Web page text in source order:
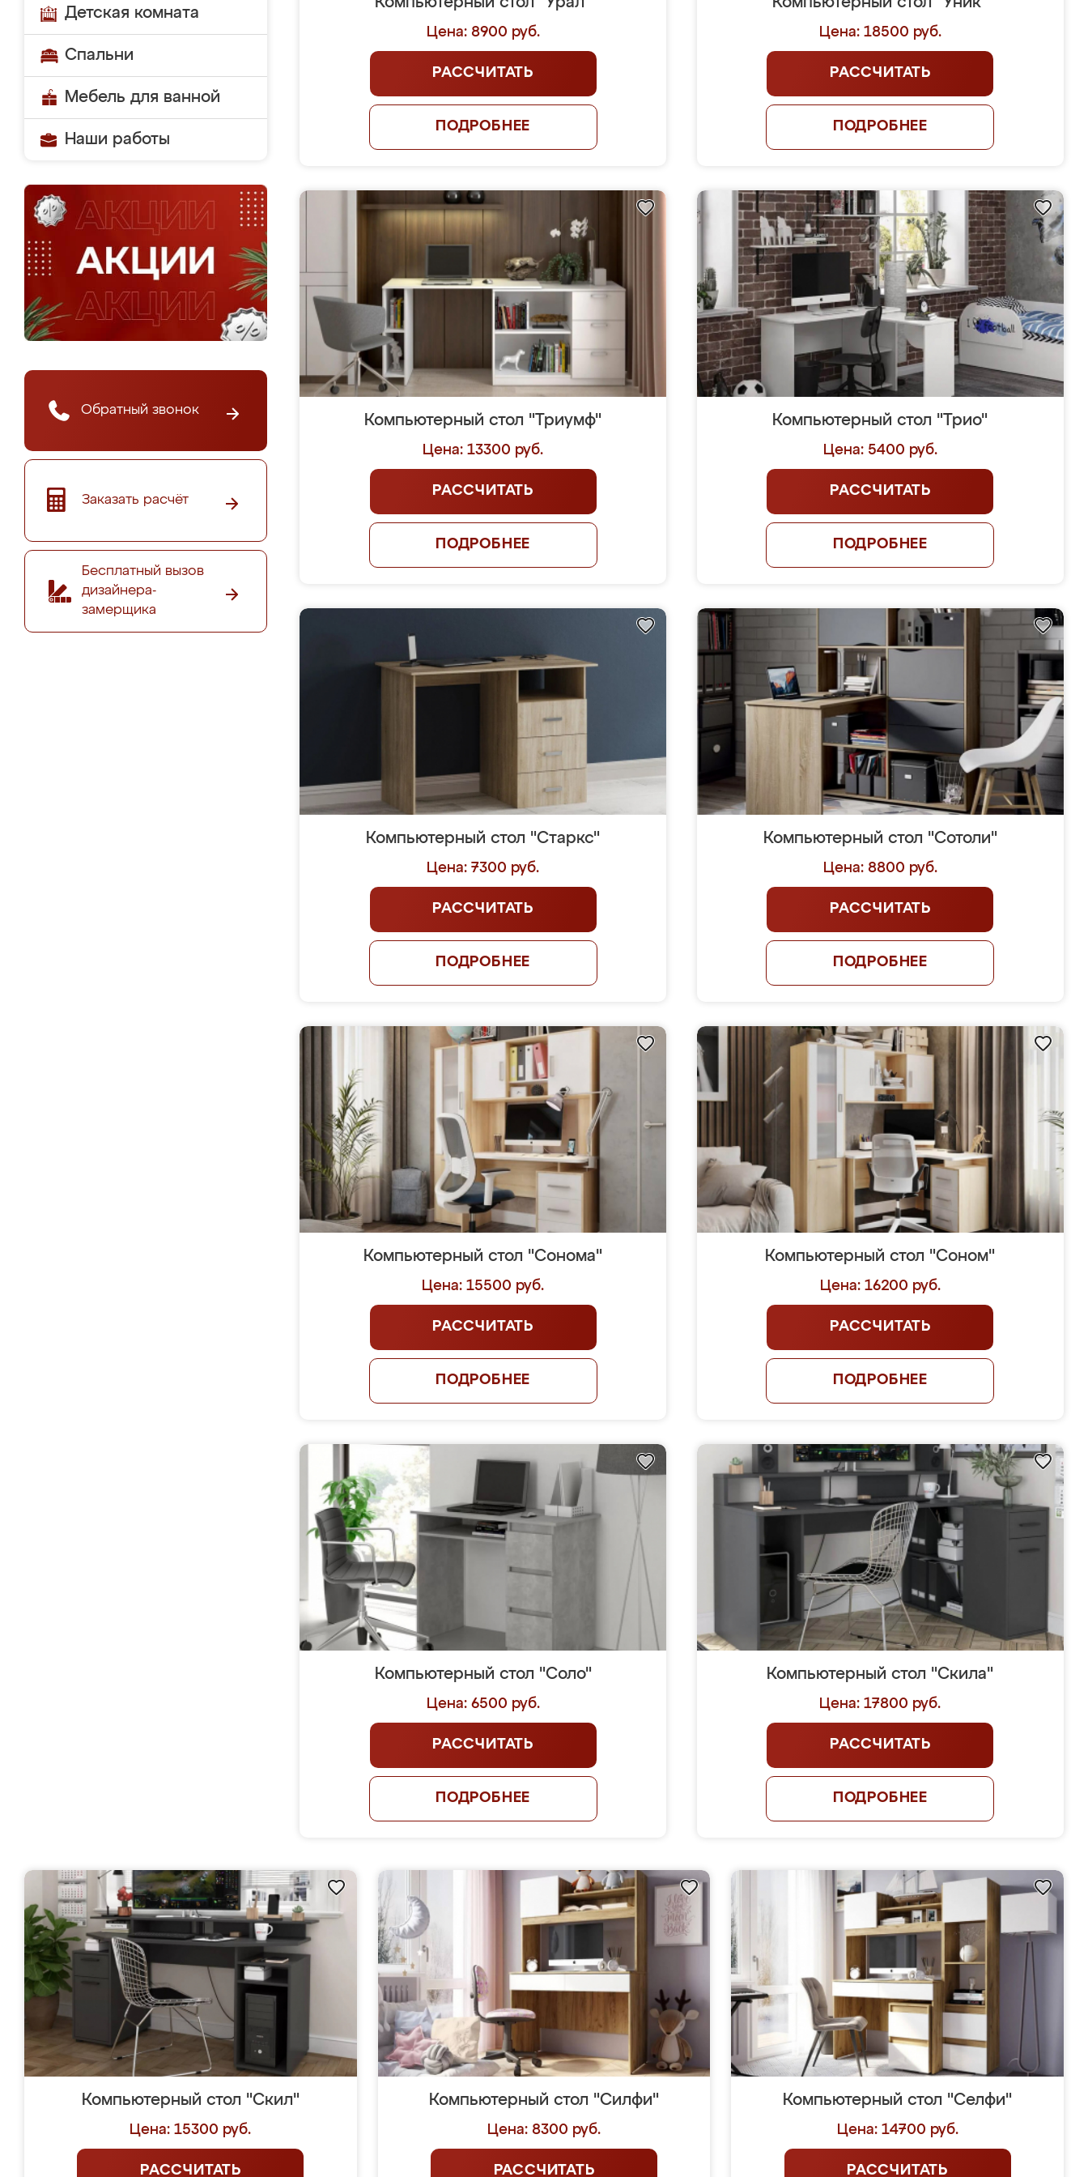
Детская комната
Спальни
Мебель для ванной
Наши работы
Обратный звонок
Заказать расчёт
Бесплатный вызов
дизайнера-
замерщика
Цена: 8900 руб.
РАССЧИТАТЬ
ПОДРОБНЕЕ
Цена: 18500 руб.
РАССЧИТАТЬ
ПОДРОБНЕЕ
Компьютерный стол "Триумф"
Цена: 13300 руб.
РАССЧИТАТЬ
ПОДРОБНЕЕ
Компьютерный стол "Трио"
Цена: 5400 руб.
РАССЧИТАТЬ
ПОДРОБНЕЕ
Компьютерный стол "Старкс"
Цена: 7300 руб.
РАССЧИТАТЬ
ПОДРОБНЕЕ
Компьютерный стол "Сотоли"
Цена: 8800 руб.
РАССЧИТАТЬ
ПОДРОБНЕЕ
Компьютерный стол "Сонома"
Цена: 15500 руб.
РАССЧИТАТЬ
ПОДРОБНЕЕ
Компьютерный стол "Соном"
Цена: 16200 руб.
РАССЧИТАТЬ
ПОДРОБНЕЕ
Компьютерный стол "Соло"
Цена: 6500 руб.
РАССЧИТАТЬ
ПОДРОБНЕЕ
Компьютерный стол "Скила"
Цена: 17800 руб.
РАССЧИТАТЬ
ПОДРОБНЕЕ
Компьютерный стол "Скил"
Цена: 15300 руб.
РАССЧИТАТЬ
Компьютерный стол "Силфи"
Цена: 8300 руб.
РАССЧИТАТЬ
Компьютерный стол "Селфи"
Цена: 14700 руб.
РАССЧИТАТЬ